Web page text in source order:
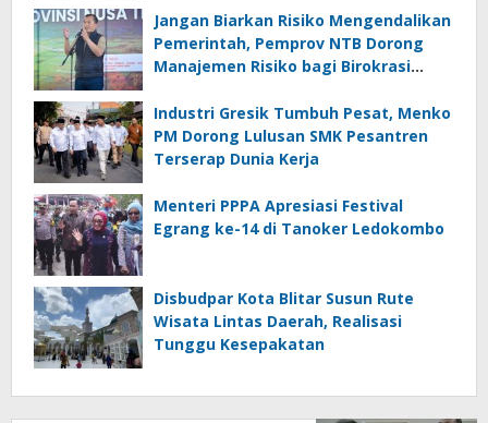
Jangan Biarkan Risiko Mengendalikan
Pemerintah, Pemprov NTB Dorong
Manajemen Risiko bagi Birokrasi
Industri Gresik Tumbuh Pesat, Menko
PM Dorong Lulusan SMK Pesantren
Terserap Dunia Kerja
Menteri PPPA Apresiasi Festival
Egrang ke-14 di Tanoker Ledokombo
Disbudpar Kota Blitar Susun Rute
Wisata Lintas Daerah, Realisasi
Tunggu Kesepakatan